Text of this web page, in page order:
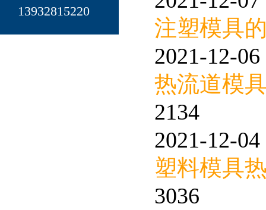
13932815220
注塑模具
2021-12-
热流道模
2134
2021-12-
塑料模具
3036